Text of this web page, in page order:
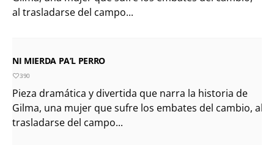
al trasladarse del campo...
NI MIERDA PA’L PERRO
390
Pieza dramática y divertida que narra la historia de
Gilma, una mujer que sufre los embates del cambio, al
trasladarse del campo...